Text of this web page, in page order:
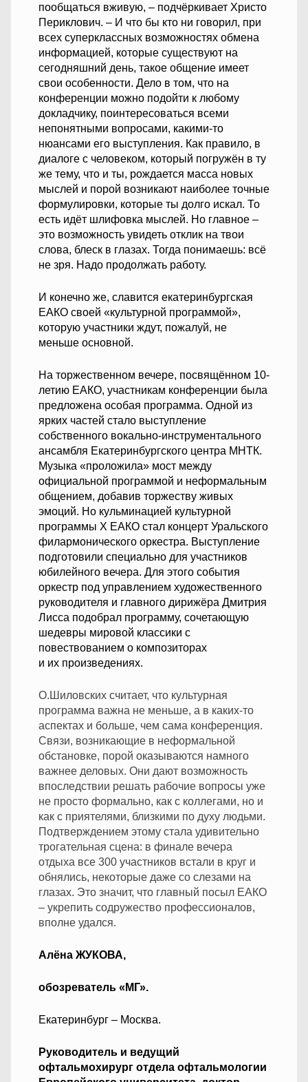
пообщаться вживую, – подчёркивает Христо
Периклович. – И что бы кто ни говорил, при
всех суперклассных возможностях обмена
информацией, которые существуют на
сегодняшний день, такое общение имеет
свои особенности. Дело в том, что на
конференции можно подойти к любому
докладчику, поинтересоваться всеми
непонятными вопросами, какими-то
нюансами его выступления. Как правило, в
диалоге с человеком, который погружён в ту
же тему, что и ты, рождается масса новых
мыслей и порой возникают наиболее точные
формулировки, которые ты долго искал. То
есть идёт шлифовка мыслей. Но главное –
это возможность увидеть отклик на твои
слова, блеск в глазах. Тогда понимаешь: всё
не зря. Надо продолжать работу.
И конечно же, славится екатеринбургская
ЕАКО своей «культурной программой»,
которую участники ждут, пожалуй, не
меньше основной.
На торжественном вечере, посвящённом 10-
летию ЕАКО, участникам конференции была
предложена особая программа. Одной из
ярких частей стало выступление
собственного вокально-инструментального
ансамбля Екатеринбургского центра МНТК.
Музыка «проложила» мост между
официальной программой и неформальным
общением, добавив торжеству живых
эмоций. Но кульминацией культурной
программы Х ЕАКО стал концерт Уральского
филармонического оркестра. Выступление
подготовили специально для участников
юбилейного вечера. Для этого события
оркестр под управлением художественного
руководителя и главного дирижёра Дмитрия
Лисса подобрал программу, сочетающую
шедевры мировой классики с
повествованием о композиторах
и их произведениях.
О.Шиловских считает, что культурная
программа важна не меньше, а в каких-то
аспектах и больше, чем сама конференция.
Связи, возникающие в неформальной
обстановке, порой оказываются намного
важнее деловых. Они дают возможность
впоследствии решать рабочие вопросы уже
не просто формально, как с коллегами, но и
как с приятелями, близкими по духу людьми.
Подтверждением этому стала удивительно
трогательная сцена: в финале вечера
отдыха все 300 участников встали в круг и
обнялись, некоторые даже со слезами на
глазах. Это значит, что главный посыл ЕАКО
– укрепить содружество профессионалов,
вполне удался.
Алёна ЖУКОВА,
обозреватель «МГ».
Екатеринбург – Москва.
Руководитель и ведущий
офтальмохирург отдела офтальмологии